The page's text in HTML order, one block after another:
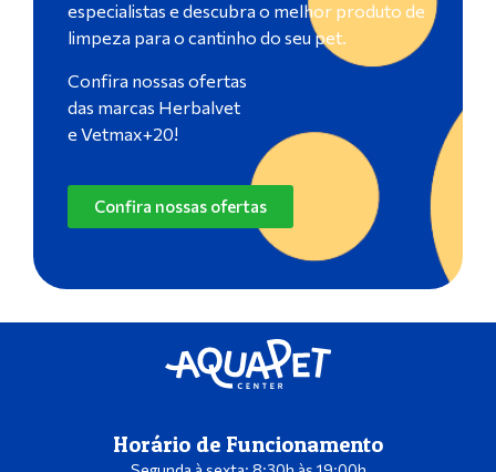
especialistas e descubra o melhor produto de
limpeza para o cantinho do seu pet.
Confira nossas ofertas
das marcas Herbalvet
e Vetmax+20!
Confira nossas ofertas
Horário de Funcionamento